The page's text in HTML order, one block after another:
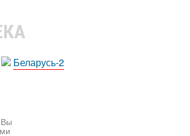
Беларусь-2
Вы